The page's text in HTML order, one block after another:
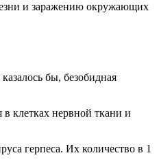
и заражению окружающих
бы, безобидная
в клетках нервной ткани и
герпеса. Их количество в 1